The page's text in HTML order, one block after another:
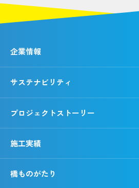
企業情報
各種方針
動画で知る錢高組
事業所一覧
サステナビリティ
CSR報告書
社会
プロジェクトストーリー
施工実績
橋ものがたり